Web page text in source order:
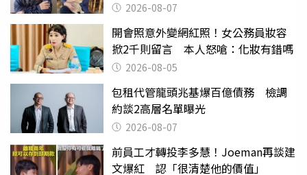
2026-08-07
開會照意外變網紅照！女公務員妝容
掀2千則留言 本人怒嗆：化妝有錯嗎
2026-08-05
包租代管龍頭兆基爆百億債務 檢調
約談2高層名單曝光
2026-08-07
前員工才轉投李多慧！Joeman再談建
文爆紅 認「很清楚他的價值」